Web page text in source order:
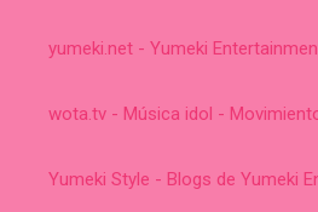
yumeki.net - Yumeki
wota.tv - Música idol -
Yumeki Style - Blogs de Yumeki